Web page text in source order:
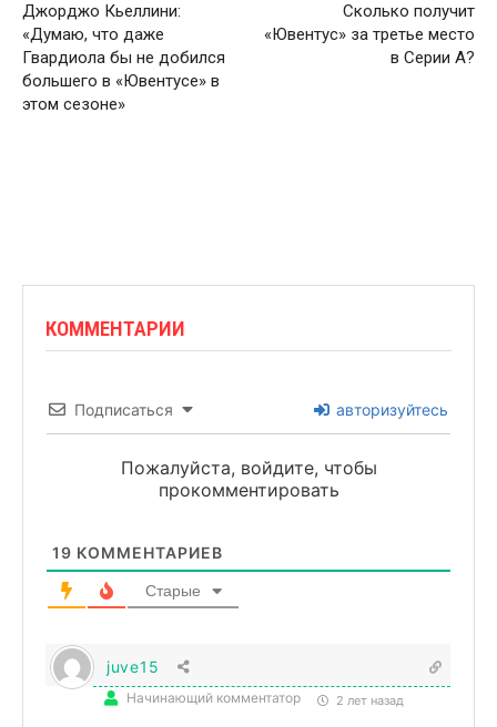
Джорджо Кьеллини:
«Думаю, что даже
Гвардиола бы не добился
большего в «Ювентусе» в
этом сезоне»
Сколько получит
«Ювентус» за третье место
в Серии А?
КОММЕНТАРИИ
Подписаться авторизуйтесь
Пожалуйста, войдите, чтобы
прокомментировать
19 КОММЕНТАРИЕВ
Старые
juve15
Начинающий комментатор 2 лет назад